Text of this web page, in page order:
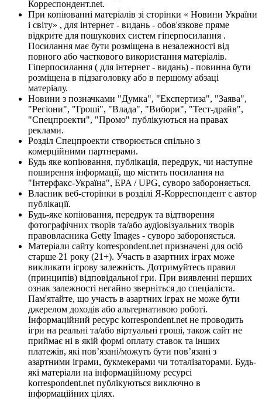
Корреспондент.net.
При копіюванні матеріалів зі сторінки « Новини України
і світу» , для інтернет - видань - обов'язкове пряме
відкрите для пошукових систем гіперпосилання .
Посилання має бути розміщена в незалежності від
повного або часткового використання матеріалів.
Гіперпосилання ( для інтернет - видань) - повинна бути
розміщена в підзаголовку або в першому абзаці
матеріалу.
Новини з позначками "Думка", "Експертиза", "Заява",
"Регіони", "Гроші", "Влада", "Вибори", "Тест-драйв",
"Спецпроекти", "Промо" публікуються на правах
реклами.
Розділ Спецпроекти створюється спільно з
комерційними партнерами.
Будь яке копіювання, публікація, передрук, чи наступне
поширення інформації, що містить посилання на
"Інтерфакс-Україна", EPA / UPG, суворо забороняється.
Власник веб-сторінки в розділі Я-Корреспондент є автор
публікації.
Будь-яке копіювання, передрук та відтворення
фотографічних творів та/або аудіовізуальних творів
правовласника Getty Images - суворо забороняється.
Матеріали сайту korrespondent.net призначені для осіб
старше 21 року (21+). Участь в азартних іграх може
викликати ігрову залежність. Дотримуйтесь правил
(принципів) відповідальної гри. При виявленні перших
ознак залежності негайно зверніться до спеціаліста.
Пам'ятайте, що участь в азартних іграх не може бути
джерелом доходів або альтернативою роботі.
Інформаційний ресурс korrespondent.net не проводить
ігри на реальні та/або віртуальні гроші, також сайт не
приймає ні в якій формі оплату ставок та інших
платежів, які пов’язані/можуть бути пов’язані з
азартними іграми, букмекерами чи тоталізаторами. Будь-
які матеріали на інформаційному ресурсі
korrespondent.net публікуються виключно в
інформаційних цілях.